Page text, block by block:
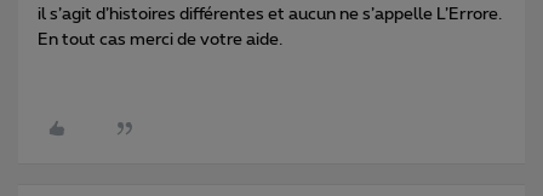
il s’agit d’histoires différentes et aucun ne s’appelle L’Errore.
En tout cas merci de votre aide.